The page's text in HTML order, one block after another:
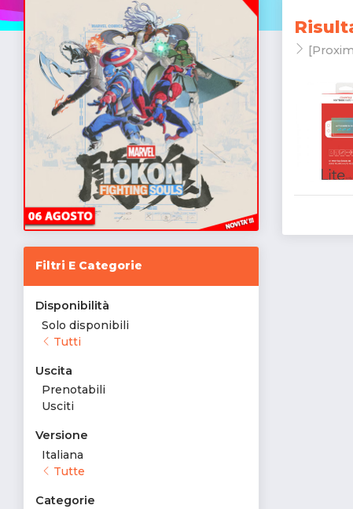
Filtri E Categorie
Disponibilità
Solo disponibili
Tutti
Uscita
Prenotabili
Usciti
Versione
Italiana
Tutte
Categorie